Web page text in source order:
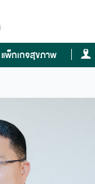
แพ็กเกจสุขภาพ